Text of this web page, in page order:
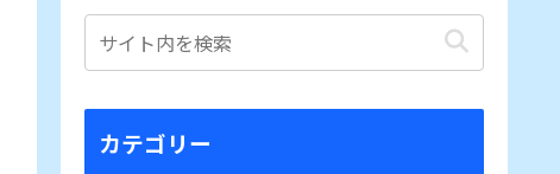
カテゴリー